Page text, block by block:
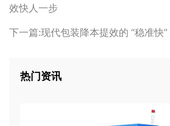
效快人一步
下一篇:现代包装降本提效的 “稳准快
热门资讯